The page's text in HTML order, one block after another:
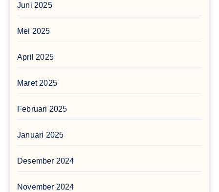
Juni 2025
Mei 2025
April 2025
Maret 2025
Februari 2025
Januari 2025
Desember 2024
November 2024